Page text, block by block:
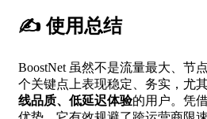
✍️ 使用总结
BoostNet 虽然不是流量最大、节
个关键点上表现稳定、务实，尤
线品质、低延迟体验的用户。凭